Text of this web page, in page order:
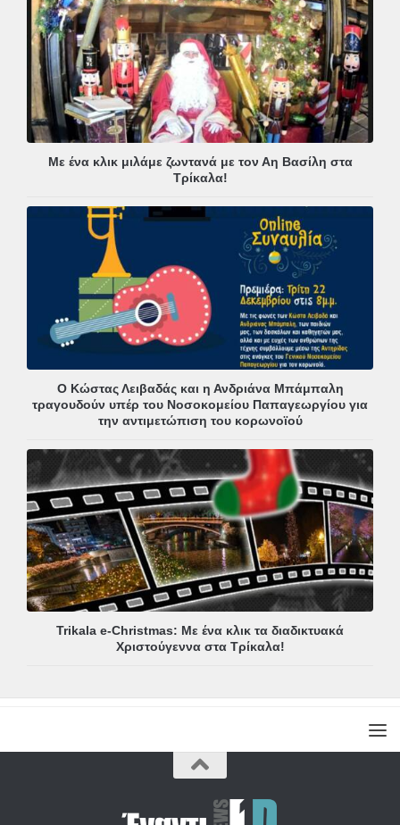
Με ένα κλικ μιλάμε ζωντανά με τον Αη Βασίλη στα
Τρίκαλα!
Ο Κώστας Λειβαδάς και η Ανδριάνα Μπάμπαλη
τραγουδούν υπέρ του Νοσοκομείου Παπαγεωργίου για
την αντιμετώπιση του κορωνοϊού
Trikala e-Christmas: Με ένα κλικ τα διαδικτυακά
Χριστούγεννα στα Τρίκαλα!